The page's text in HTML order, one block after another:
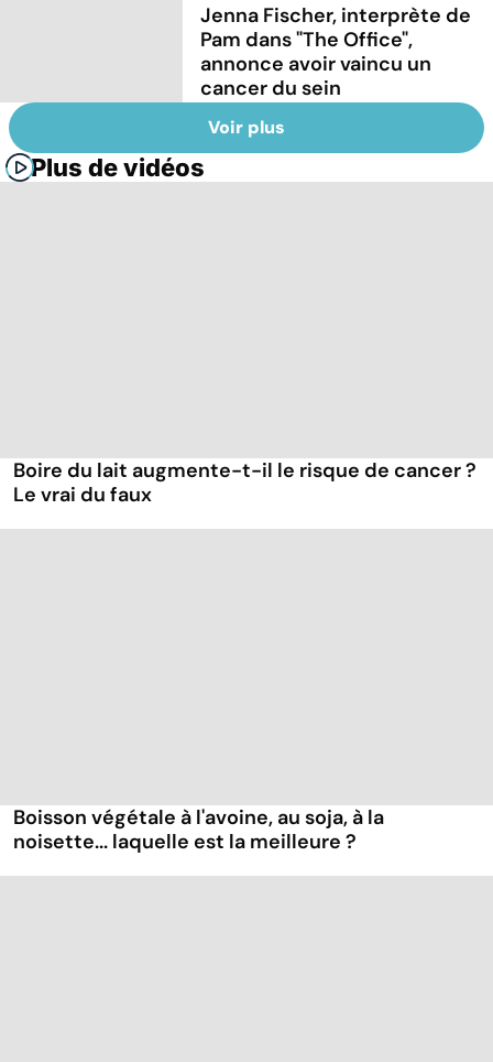
Jenna Fischer, interprète de
Pam dans "The Office",
annonce avoir vaincu un
cancer du sein
Voir plus
Plus de vidéos
Boire du lait augmente-t-il le risque de cancer ?
Le vrai du faux
Boisson végétale à l'avoine, au soja, à la
noisette... laquelle est la meilleure ?